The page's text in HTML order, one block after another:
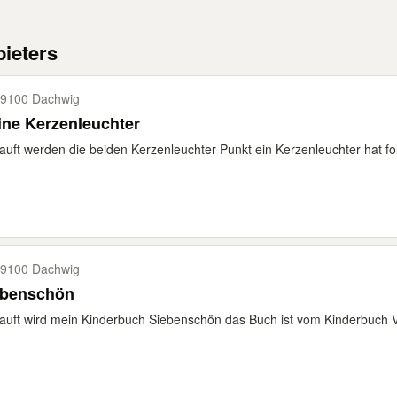
Dachwig
Kerzenleuchter
werden die beiden Kerzenleuchter Punkt ein Kerzenleuchter hat
Dachwig
wird mein Kinderbuch Siebenschön das Buch ist vom Kinderbuch